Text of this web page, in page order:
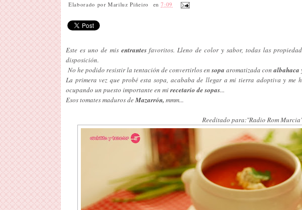
Elaborado porMariluz Piñeiro en7:09
Este es uno de misentrantesfavoritos. Lleno de color y sabor, todas las
disposición.
No he podido resistir la tentación de convertirlos ensopa aromatizada conalbahaca
La primera vez que probé esta sopa, acababa de llegar a mi tierra adoptiva y me
ocupando un puesto importante en mirecetario de sopas...
Esos tomates maduros deMazarrón, mmm...
Reeditado para:"Radio Rom